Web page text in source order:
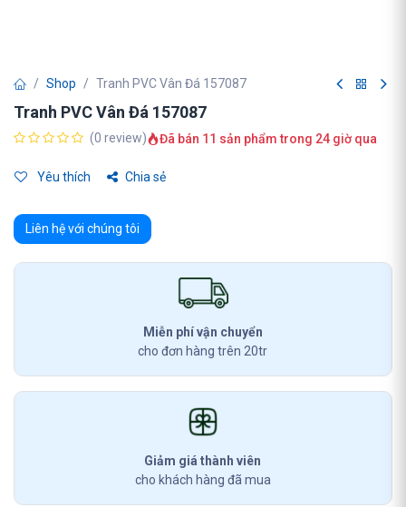
Shop Tranh PVC Vân Đá 157087
Tranh PVC Vân Đá 157087
(0 review) Đã bán 11 sản phẩm trong 24 giờ qua
Yêu thích Chia sẻ
Liên hệ với chúng tôi
Miễn phí vận chuyển
cho đơn hàng trên 20tr
Giảm giá thành viên
cho khách hàng đã mua